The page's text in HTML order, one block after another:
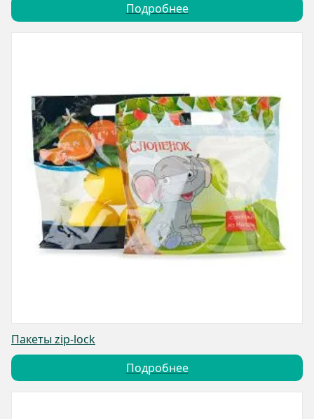
Подробнее
Пакеты zip-lock
Подробнее